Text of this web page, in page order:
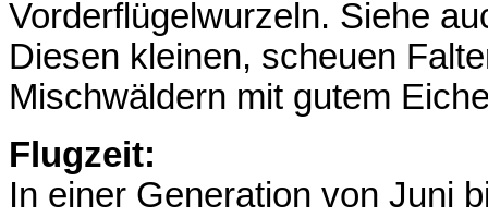
Vorderflügelwurzeln. Siehe
Diesen kleinen, scheuen
Mischwäldern mit gutem
Flugzeit:
In einer Generation von Juni